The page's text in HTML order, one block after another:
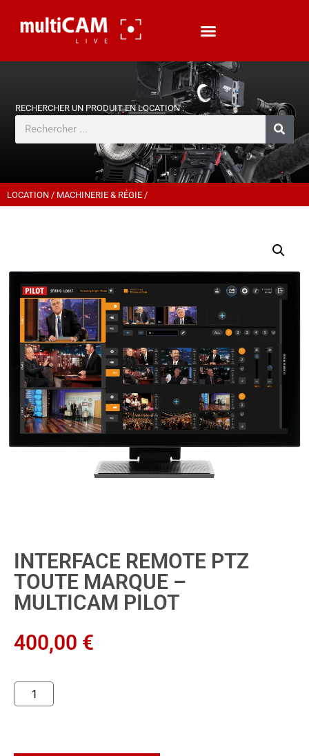
LOCATION / MACHINERIE & RÉGIE /
INTERFACE REMOTE PTZ
TOUTE MARQUE –
MULTICAM PILOT
400,00 €